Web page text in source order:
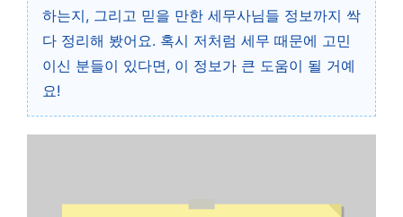
하는지, 그리고 믿을 만한 세무사님들 정보까지 싹
다 정리해 봤어요. 혹시 저처럼 세무 때문에 고민
이신 분들이 있다면, 이 정보가 큰 도움이 될 거예
요!